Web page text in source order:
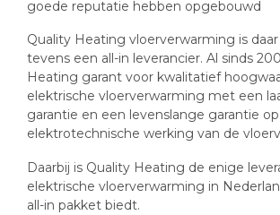
goede reputatie hebben opgebouwd
Quality Heating vloerverwarming is
tevens een all-in leverancier. Al sinds
Heating garant voor kwalitatief
elektrische vloerverwarming met een
garantie en een levenslange garantie
elektrotechnische werking van de
Daarbij is Quality Heating de enige
elektrische vloerverwarming in
all-in pakket biedt.